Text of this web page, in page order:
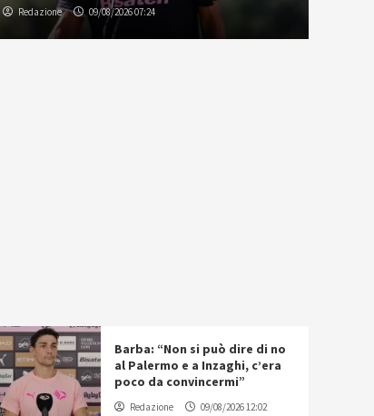
Redazione 09/08/2026 07:24
Barba: “Non si può dire di no
al Palermo e a Inzaghi, c’era
poco da convincermi”
Redazione 09/08/2026 12:02